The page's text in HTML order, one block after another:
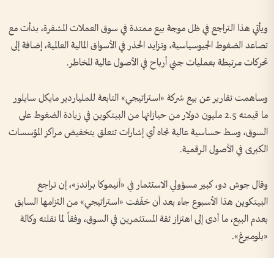
ويأتي هذا التراجع في ظل موجة بيع ممتدة في سوق العملات المشفرة، بدأت مع
تصاعد الضغوط الجيوسياسية، وتزايد الحذر في الأسواق المالية العالمية، إضافة إلى
تحركات مرتبطة بعمليات جني أرباح في الأصول عالية المخاطر.
وساهمت تقارير عن بيع شركة «استراتيجي» التابعة للملياردير مايكل سايلور
ما قيمته 2.5 مليون دولار من حيازاتها من البيتكوين في زيادة الضغوط على
السوق، وسط حساسية عالية تجاه أي إشارات تتعلق بتخفيض مراكز المؤسسات
الكبرى في الأصول الرقمية.
وقال جوش دو، كبير مسؤولي الاستثمار في «أنيموكا براندز»، إن تراجع
البيتكوين هذا الأسبوع جاء بعد أن خفّفت «استراتيجي» من التزامها السابق
بعدم البيع، ما أدى إلى اهتزاز ثقة المستثمرين في السوق، وفقاً لما نقلته وكالة
«بلومبرغ».